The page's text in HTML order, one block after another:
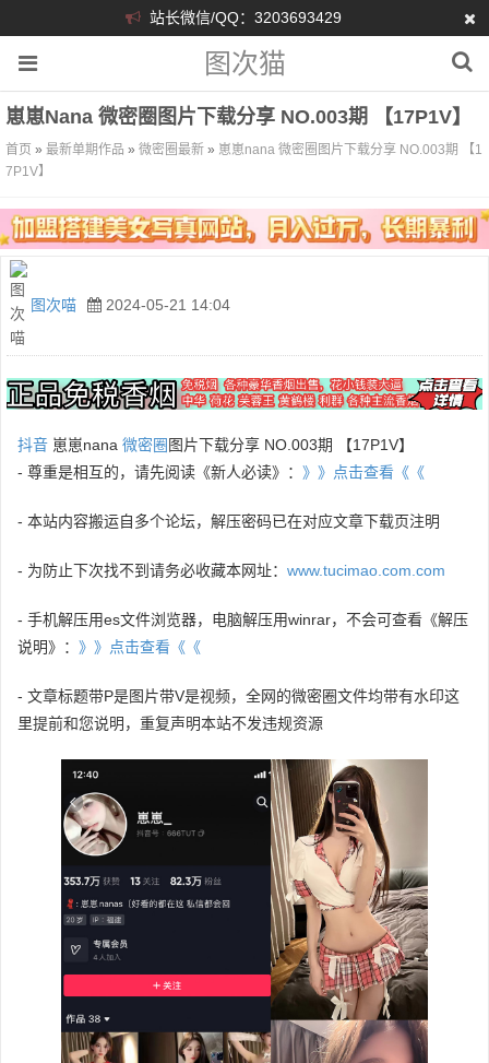
站长微信/QQ：3203693429
图次猫
崽崽nana 微密圈图片下载分享 NO.003期 【17P1V】
首页 » 最新单期作品 » 微密圈最新 » 崽崽nana 微密圈图片下载分享 NO.003期 【1
7P1V】
图次喵 2024-05-21 14:04
抖音 崽崽nana 微密圈 图片下载分享 NO.003期 【17P1V】
- 尊重是相互的，请先阅读《新人必读》： 》》点击查看《《
- 本站内容搬运自多个论坛，解压密码已在对应文章下载页注明
- 为防止下次找不到请务必收藏本网址： www.tucimao.com.com
- 手机解压用es文件浏览器，电脑解压用winrar，不会可查看《解压
说明》： 》》点击查看《《
- 文章标题带P是图片带V是视频，全网的微密圈文件均带有水印这
里提前和您说明，重复声明本站不发违规资源